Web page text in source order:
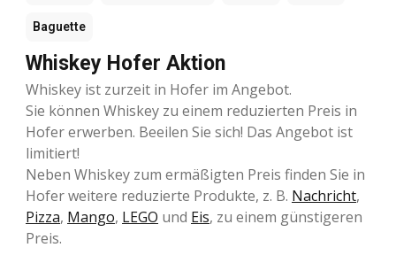
Baguette
Whiskey Hofer Aktion
Whiskey ist zurzeit in Hofer im Angebot.
Sie können Whiskey zu einem reduzierten Preis in
Hofer erwerben. Beeilen Sie sich! Das Angebot ist
limitiert!
Neben Whiskey zum ermäßigten Preis finden Sie in
Hofer weitere reduzierte Produkte, z. B. Nachricht,
Pizza, Mango, LEGO und Eis, zu einem günstigeren
Preis.